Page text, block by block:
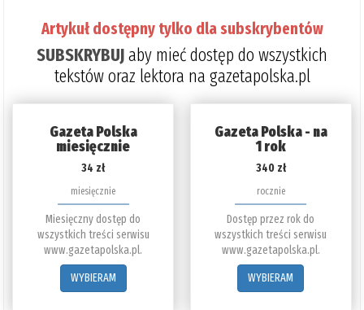
Artykuł dostępny tylko dla subskrybentów
SUBSKRYBUJaby mieć dostęp do wszystkich
tekstów oraz lektora na gazetapolska.pl
Gazeta Polska
miesięcznie
34 zł
miesięcznie
Miesięczny dostęp do
wszystkich treści serwisu
www.gazetapolska.pl.
WYBIERAM
Gazeta Polska - na
1 rok
340 zł
rocznie
Dostęp przez rok do
wszystkich treści serwisu
www.gazetapolska.pl.
WYBIERAM